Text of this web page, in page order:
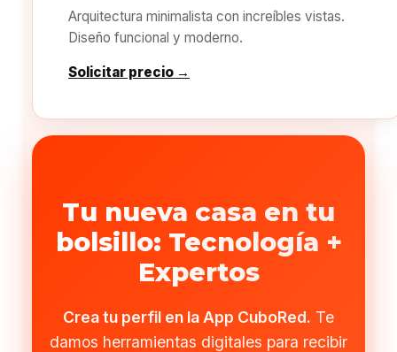
Arquitectura minimalista con increíbles vistas.
Diseño funcional y moderno.
Solicitar precio →
Tu nueva casa en tu
bolsillo: Tecnología +
Expertos
Crea tu perfil en la App CuboRed. Te
damos herramientas digitales para recibir